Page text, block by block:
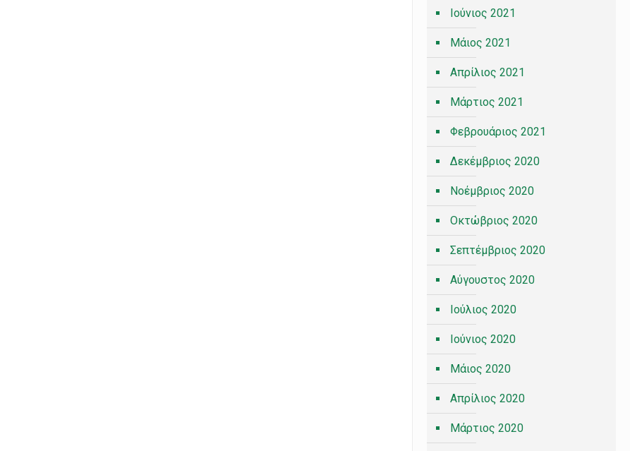
Ιούνιος 2021
Μάιος 2021
Απρίλιος 2021
Μάρτιος 2021
Φεβρουάριος 2021
Δεκέμβριος 2020
Νοέμβριος 2020
Οκτώβριος 2020
Σεπτέμβριος 2020
Αύγουστος 2020
Ιούλιος 2020
Ιούνιος 2020
Μάιος 2020
Απρίλιος 2020
Μάρτιος 2020